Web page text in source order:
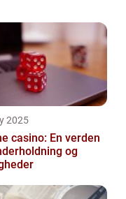
2025
casino: En verden
og